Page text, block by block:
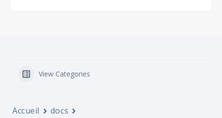
View Categories
Accueil
docs